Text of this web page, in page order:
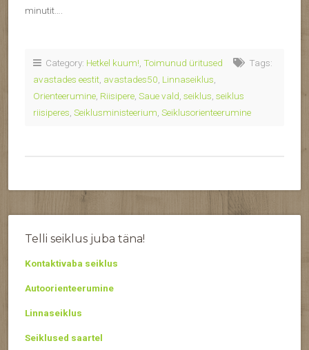
minutit….
Category: Hetkel kuum! Toimunud üritused
Tags:
avastades eestit avastades50 Linnaseiklus
Orienteerumine Riisipere Saue vald seiklus seiklus
riisiperes Seiklusministeerium Seiklusorienteerumine
Telli seiklus juba täna!
Kontaktivaba seiklus
Autoorienteerumine
Linnaseiklus
Seiklused saartel